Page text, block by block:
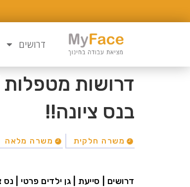
דרושים
דרושות מטפלות
בנס ציונה!!
משרה חלקית משרה מלאה
דרושים | סייעת | גן ילדים פרטי |